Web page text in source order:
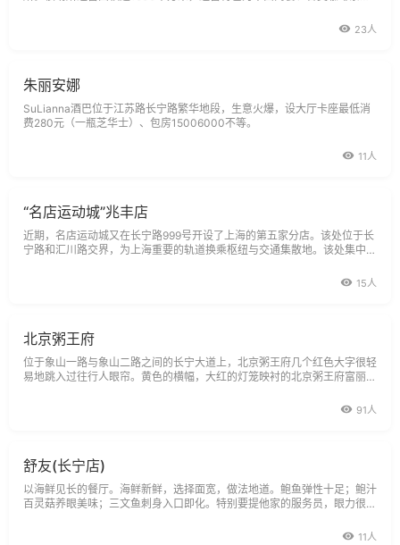
23人
朱丽安娜
SuLianna酒巴位于江苏路长宁路繁华地段，生意火爆，设大厅卡座最低消
费280元（一瓶芝华士）、包房15006000不等。
11人
“名店运动城”兆丰店
近期，名店运动城又在长宁路999号开设了上海的第五家分店。该处位于长
宁路和汇川路交界，为上海重要的轨道换乘枢纽与交通集散地。该处集中了
米，规划为纯运动品牌店，可汇集品牌约二十个，店铺净面积为1306平15人
北京粥王府
位于象山一路与象山二路之间的长宁大道上，北京粥王府几个红色大字很轻
易地跳入过往行人眼帘。黄色的横幅，大红的灯笼映衬的北京粥王府富丽堂
色进行了彻底的诠释。而黄底红字的横幅，鲜红耀眼的两根柱子，更
91人
舒友(长宁店)
以海鲜见长的餐厅。海鲜新鲜，选择面宽，做法地道。鲍鱼弹性十足；鲍汁
百灵菇养眼美味；三文鱼刺身入口即化。特别要提他家的服务员，眼力很
11人